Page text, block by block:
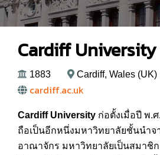
Cardiff University
1883 Cardiff, Wales (UK)
cardiff.ac.uk
Cardiff University ก่อตั้งเมื่อปี พ.
ถือเป็นอีกหนึ่งมหาวิทยาลัยชั้นนำจ
อาณาจักร มหาวิทยาลัยเป็นสมาชิก